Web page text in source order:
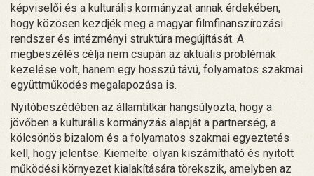
képviselői és a kulturális kormányzat annak érdekében,
hogy közösen kezdjék meg a magyar filmfinanszírozási
rendszer és intézményi struktúra megújítását. A
megbeszélés célja nem csupán az aktuális problémák
kezelése volt, hanem egy hosszú távú, folyamatos szakmai
együttműködés megalapozása is.
Nyitóbeszédében az államtitkár hangsúlyozta, hogy a
jövőben a kulturális kormányzás alapját a partnerség, a
kölcsönös bizalom és a folyamatos szakmai egyeztetés
kell, hogy jelentse. Kiemelte: olyan kiszámítható és nyitott
működési környezet kialakítására törekszik, amelyben az